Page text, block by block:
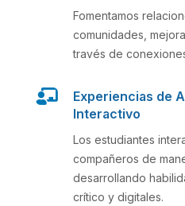
Fomentamos
comunidades,
través de

Experiencias de
Interactivo
Los estudiantes
compañeros de
desarrollando
crítico y digitales.